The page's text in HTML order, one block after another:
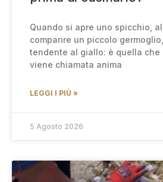
Quando si apre uno spicchio,
comparire un piccolo
tendente al giallo: è quella che
viene chiamata anima
LEGGI I PIÙ »
5 Agosto 2026